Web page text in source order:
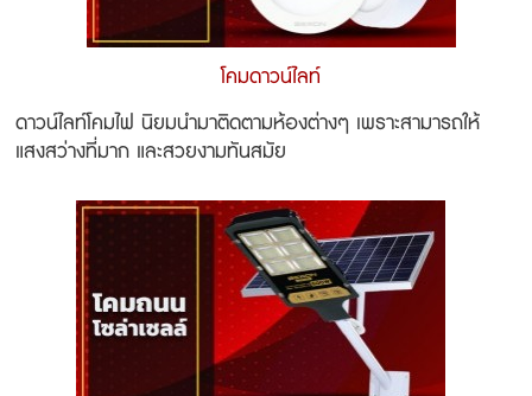
โคมดาวน์ไลท์
ดาวน์ไลท์โคมไฟ นิยมนำมาติดตามห้องต่างๆ เพราะสามารถให้
แสงสว่างที่มาก และสวยงามทันสมัย